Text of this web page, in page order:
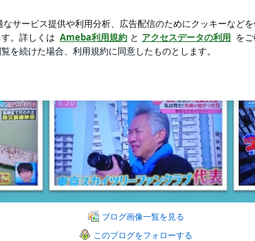
グイベント2023.3.12 | 東京スカイツリーファン
ョウ
リーファンクラブブ
グです。弊社は東京タワーが開業した昭和33年（1958）にテレビ
ブログ画像一覧を見る
このブログをフォローする